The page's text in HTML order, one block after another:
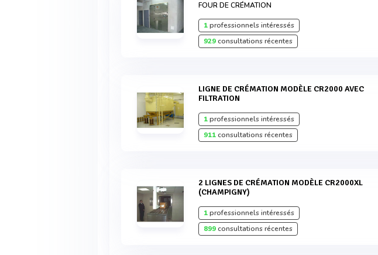
FOUR DE CRÉMATION
1professionnels intéressés
929consultations récentes
LIGNE DE CRÉMATION MODÈLE CR2000 AVEC
FILTRATION
1professionnels intéressés
911consultations récentes
2 LIGNES DE CRÉMATION MODÈLE CR2000XL
(CHAMPIGNY)
1professionnels intéressés
899consultations récentes